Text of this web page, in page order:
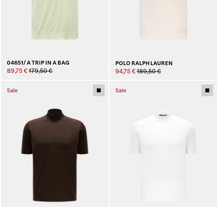
04651/ A TRIP IN A BAG
89,75 € 179,50 €
POLO RALPH LAUREN
94,75 € 189,50 €
Sale Sale